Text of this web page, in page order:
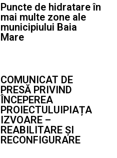
Puncte de hidratare în
mai multe zone ale
municipiului Baia
Mare
COMUNICAT DE
PRESĂ PRIVIND
ÎNCEPEREA
PROIECTULUIPIAȚA
IZVOARE –
REABILITARE ȘI
RECONFIGURARE